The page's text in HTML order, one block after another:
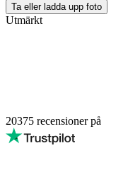
Ta eller ladda upp foto
Utmärkt
20375 recensioner på